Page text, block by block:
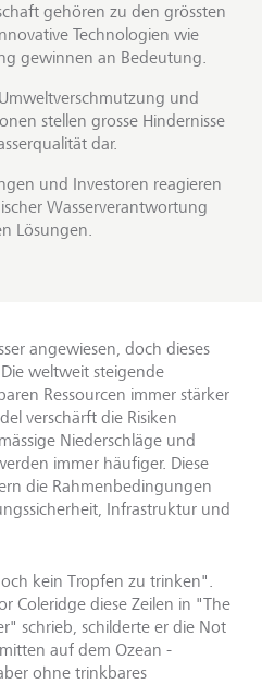
gehören zu den grössten
Technologien wie
gewinnen an Bedeutung.
und
stellen grosse Hindernisse
dar.
und Investoren reagieren
Wasserverantwortung
Lösungen.
angewiesen, doch dieses
weltweit steigende
Ressourcen immer stärker
verschärft die Risiken
Niederschläge und
immer häufiger. Diese
die Rahmenbedingungen
Infrastruktur und
kein Tropfen zu trinken".
Coleridge diese Zeilen in "The
schrieb, schilderte er die Not
auf dem Ozean -
ohne trinkbares